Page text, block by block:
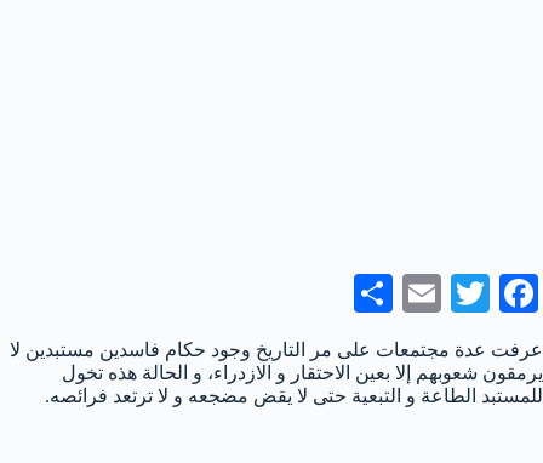
Fa
bo
ok
T
tte
r
E
m
ail
re
عرفت عدة مجتمعات على مر التاريخ وجود حكام فاسدين مستبدين لا
يرمقون شعوبهم إلا بعين الاحتقار و الازدراء، و الحالة هذه تخول
للمستبد الطاعة و التبعية حتى لا يقض مضجعه و لا ترتعد فرائصه.